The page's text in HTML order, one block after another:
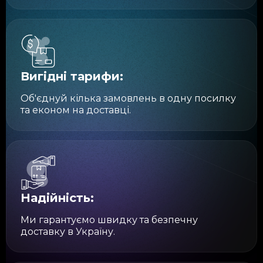
Вигідні тарифи:
Об'єднуй кілька замовлень в одну посилку
та економ на доставці.
Надійність:
Ми гарантуємо швидку та безпечну
доставку в Україну.